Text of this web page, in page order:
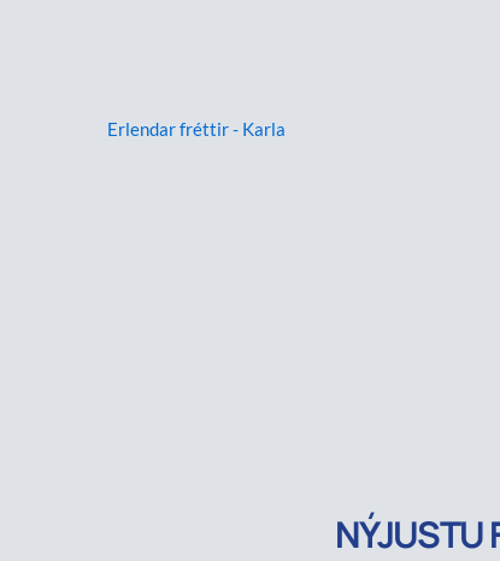
Erlendar fréttir - Karla
NÝJUSTU